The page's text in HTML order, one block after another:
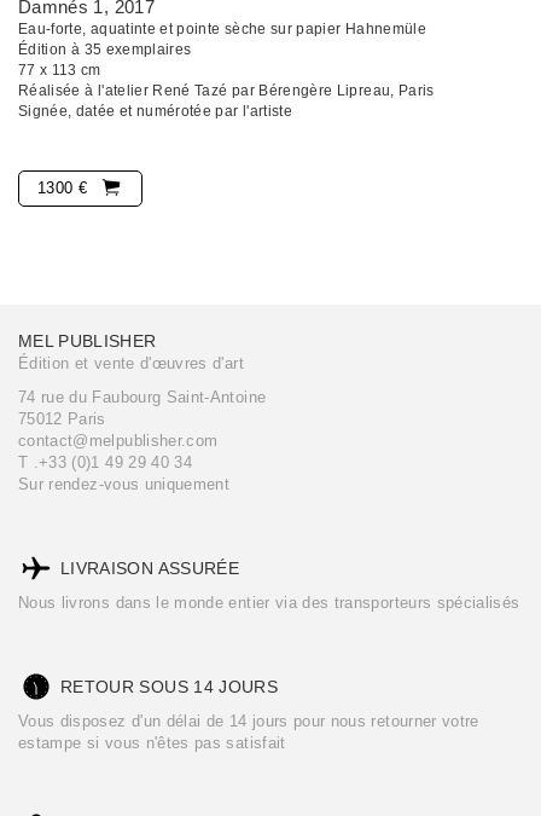
Damnés 1, 2017
Eau-forte, aquatinte et pointe sèche sur papier Hahnemüle
Édition à 35 exemplaires
77 x 113 cm
Réalisée à l'atelier René Tazé par Bérengère Lipreau, Paris
Signée, datée et numérotée par l'artiste
1300 €
MEL PUBLISHER
Édition et vente d'œuvres d'art
74 rue du Faubourg Saint-Antoine
75012 Paris
contact@melpublisher.com
T .+33 (0)1 49 29 40 34
Sur rendez-vous uniquement
LIVRAISON ASSURÉE
Nous livrons dans le monde entier via des transporteurs spécialisés
RETOUR SOUS 14 JOURS
Vous disposez d'un délai de 14 jours pour nous retourner votre
estampe si vous n'êtes pas satisfait